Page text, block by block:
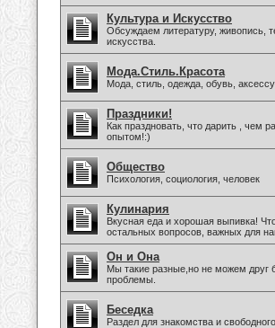
Культура и Искусство
Обсуждаем литературу, живопись,
искусства.
Мода.Стиль.Красота
Мода, стиль, одежда, обувь,
Праздники!
Как праздновать, что дарить , чем
опытом!:)
Общество
Психология, социология, человек
Кулинария
Вкусная еда и хорошая выпивка!
остальных вопросов, важных для
Он и Она
Мы такие разные,но не можем друг
проблемы.
Беседка
Раздел для знакомства и